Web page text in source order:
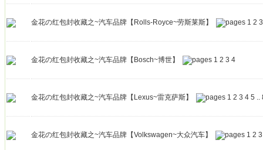
金花の红包封收藏之~汽车品牌【Rolls-Royce~劳斯莱斯】 1 2 3
金花の红包封收藏之~汽车品牌【Bosch~博世】 1 2 3 4
金花の红包封收藏之~汽车品牌【Lexus~雷克萨斯】 1 2 3 4 5 ..
金花の红包封收藏之~汽车品牌【Volkswagen~大众汽车】 1 2 3